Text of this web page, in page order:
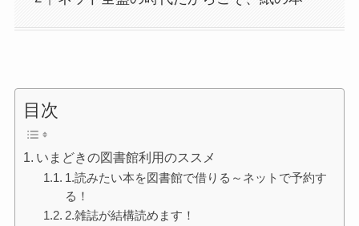
目次
いまどきの図書館利用のススメ
1.読みたい本を図書館で借りる～ネットで予約す
る！
2.雑誌が結構読めます！